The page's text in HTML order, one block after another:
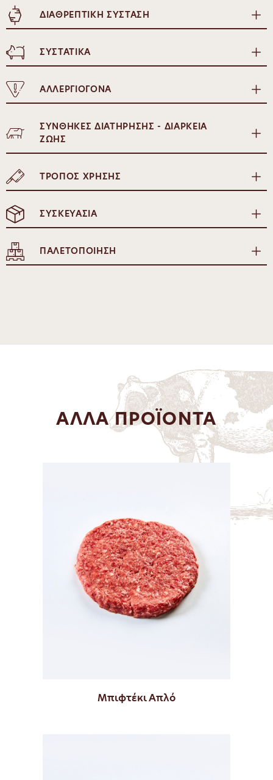
ΔΙΑΘΡΕΠΤΙΚΗ ΣΥΣΤΑΣΗ
ΣΥΣΤΑΤΙΚΑ
ΑΛΛΕΡΓΙΟΓΟΝΑ
ΣΥΝΘΗΚΕΣ ΔΙΑΤΗΡΗΣΗΣ - ΔΙΑΡΚΕΙΑ
ΖΩΗΣ
ΤΡΟΠΟΣ ΧΡΗΣΗΣ
ΣΥΣΚΕΥΑΣΙΑ
ΠΑΛΕΤΟΠΟΙΗΣΗ
ΑΛΛΑ ΠΡΟΪΟΝΤΑ
Μπιφτέκι Απλό